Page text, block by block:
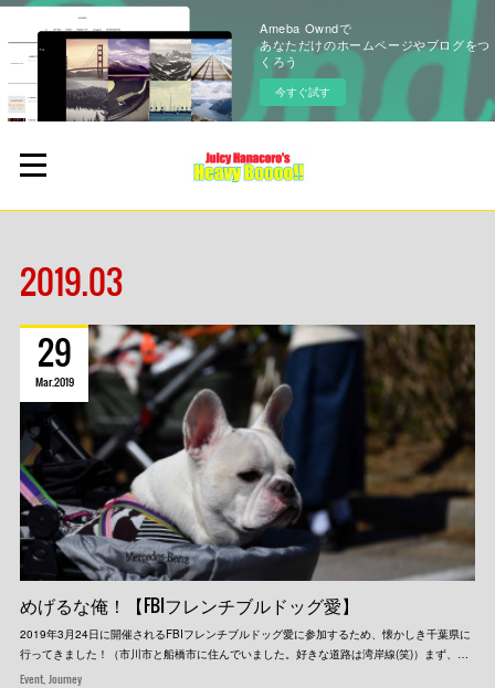
Ameba Owndで
あなただけのホームページやブログをつ
くろう
今すぐ試す
2019.03
めげるな俺！【FBIフレンチブルドッグ愛】
2019年3月24日に開催されるFBIフレンチブルドッグ愛に参加するため、懐かしき千葉県に
行ってきました！（市川市と船橋市に住んでいました。好きな道路は湾岸線(笑)）まず、…
29
Mar2019
Event Journey